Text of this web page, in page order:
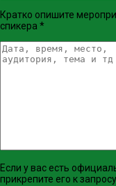
Кратко опишите
спикера *
Если у вас есть
прикрепите его к запросу